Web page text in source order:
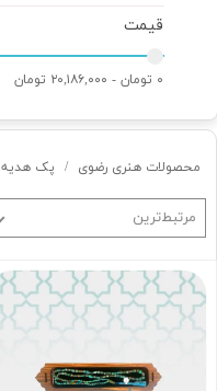
قیمت
۰ تومان - ۲۰,۱۸۶,۰۰۰ تومان
محصولات هنری رضوی پک هدیه
مرتبط‌ترین